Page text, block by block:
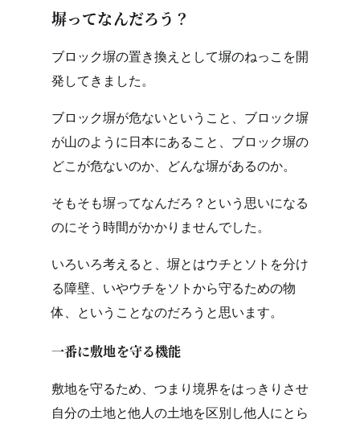
塀ってなんだろう？
ブロック塀の置き換えとして塀のねっこを開
発してきました。
ブロック塀が危ないということ、ブロック塀
が山のように日本にあること、ブロック塀の
どこが危ないのか、どんな塀があるのか。
そもそも塀ってなんだろ？という思いになる
のにそう時間がかかりませんでした。
いろいろ考えると、塀とはウチとソトを分け
る障壁、いやウチをソトから守るための物
体、ということなのだろうと思います。
一番に敷地を守る機能
敷地を守るため、つまり境界をはっきりさせ
自分の土地と他人の土地を区別し他人にとら